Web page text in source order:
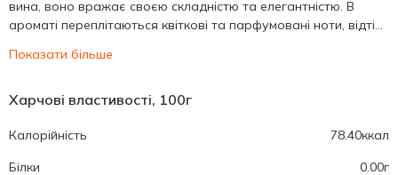
вина, воно вражає своєю складністю та елегантністю. В
ароматі переплітаються квіткові та парфумовані ноти, відті...
Показати більше
Харчові властивості, 100г
Калорійність
78.40ккал
Білки
0.00г